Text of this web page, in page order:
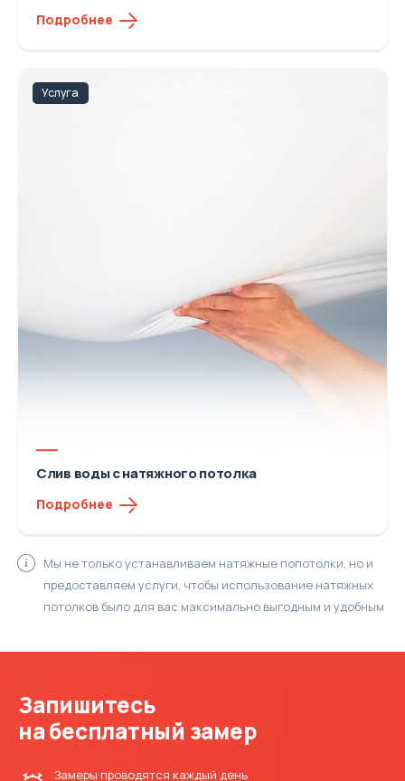
Подробнее
Услуга
Слив воды с натяжного потолка
Подробнее
Мы не только устанавливаем натяжные попотолки, но и
предоставляем услуги, чтобы использование натяжных
потолков было для вас максимально выгодным и удобным
Запишитесь
на бесплатный замер
Замеры проводятся каждый день